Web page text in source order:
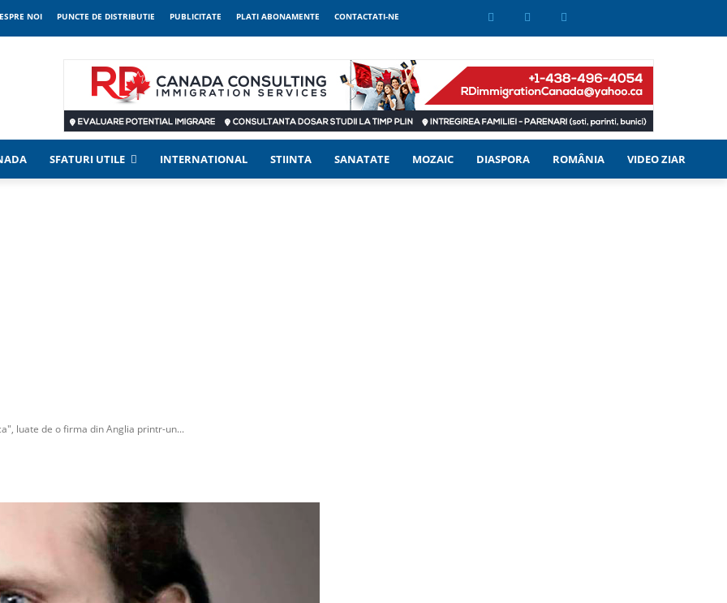
NOI PUNCTE DE DISTRIBUTIE PUBLICITATE PLATI ABONAMENTE CONTACTATI-NE
SFATURI UTILE INTERNATIONAL STIINTA SANATATE MOZAIC DIASPORA ROMÂNIA VIDEO ZIAR
luate de o firma din Anglia printr-un...